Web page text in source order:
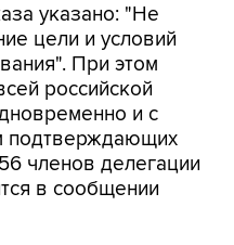
указано: "Не
цели и условий
При этом
российской
и с
подтверждающих
членов делегации
в сообщении